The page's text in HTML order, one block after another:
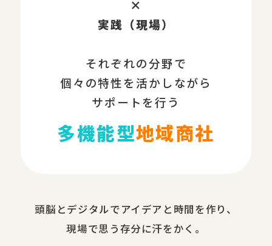
×
実践（現場）
それぞれの分野で
個々の特性を活かしながら
サポートを行う
多機能型地域商社
頭脳と​デジタルで​アイデアと​時間を​作り、​
現場で​思う​存分に​汗を​かく。